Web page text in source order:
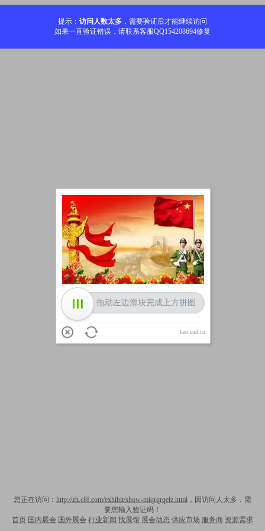
提示： 访问人数太多 ，需要验证后才能继续访问
如果一直验证错误，请联系客服QQ154208694修复
您正在访问： http://zh.c8f.com/exhibit/show-miqrqrqelz.html ，因访问人太多，需
要您输入验证码！
首页 国内展会 国外展会 行业新闻 找展馆 展会动态 供应市场 服务商 资源需求
加载中
拖动左边滑块完成上方拼图
hao.sud.cn